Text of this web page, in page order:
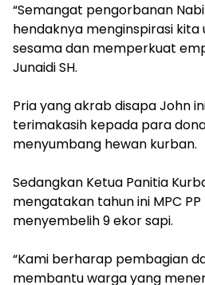
‎“Semangat pengorbanan
hendaknya menginspirasi
sesama dan memperkuat
Junaidi SH.
‎Pria yang akrab disapa John
terimakasih kepada para
menyumbang hewan kurban.
‎Sedangkan Ketua Panitia
mengatakan tahun ini MPC
menyembelih 9 ekor sapi.
“Kami berharap pembagian
membantu warga yang